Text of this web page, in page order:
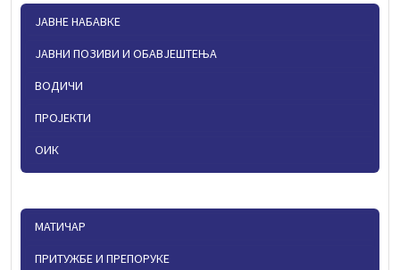
ЈАВНЕ НАБАВКЕ
ЈАВНИ ПОЗИВИ И ОБАВЈЕШТЕЊА
ВОДИЧИ
ПРОЈЕКТИ
ОИК
МАТИЧАР
ПРИТУЖБЕ И ПРЕПОРУКЕ